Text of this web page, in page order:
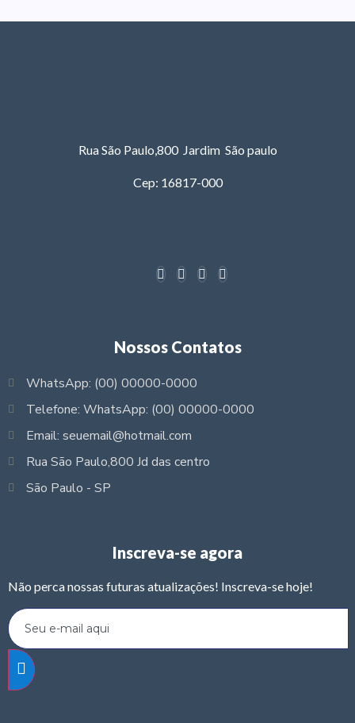
Rua São Paulo,800 Jardim São paulo
Cep: 16817-000
Nossos Contatos
WhatsApp: (00) 00000-0000
Telefone: WhatsApp: (00) 00000-0000
Email: seuemail@hotmail.com
Rua São Paulo,800 Jd das centro
São Paulo - SP
Inscreva-se agora
Não perca nossas futuras atualizações! Inscreva-se hoje!